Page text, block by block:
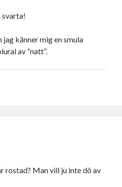
svarta!
känner mig en smula
av ”natt”.
rostad? Man vill ju inte dö av